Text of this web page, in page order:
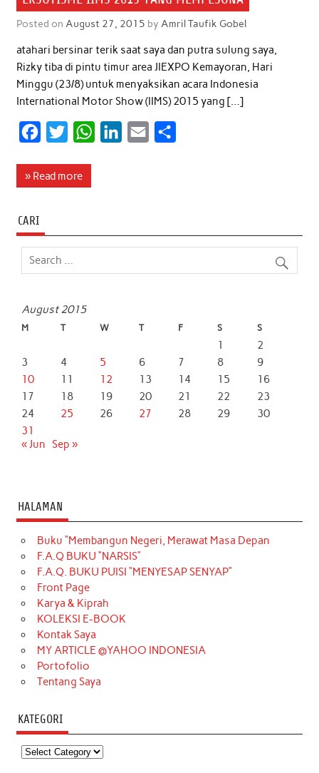
Posted on August 27, 2015 by Amril Taufik Gobel
atahari bersinar terik saat saya dan putra sulung saya,
Rizky tiba di pintu timur area JIEXPO Kemayoran, Hari
Minggu (23/8) untuk menyaksikan acara Indonesia
International Motor Show (IIMS) 2015 yang […]
c
o
o
i
e
W
A
d
» Read more
CARI
August 2015
M T W T F S S
1
2
3
4 5 6 7 8
9
10
11 12 13 14 15
16
17
18 19 20 21 22
23
24
25 26 27 28 29
30
31
« Jun Sep »
HALAMAN
Buku “Membangun Negeri, Merawat Masa Depan
F.A.Q BUKU “NARSIS”
F.A.Q. BUKU PUISI “MENYESAP SENYAP”
Front Page
Karya & Kiprah
KOLEKSI E-BOOK
Kontak Saya
MY ARTICLE @YAHOO INDONESIA
Portofolio
Tentang Saya
KATEGORI
Kategori